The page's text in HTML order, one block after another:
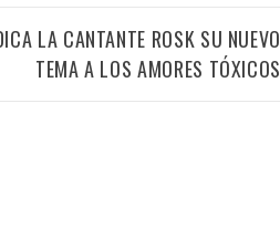
LA CANTANTE ROSK SU NUEVO
TEMA A LOS AMORES TÓXICOS